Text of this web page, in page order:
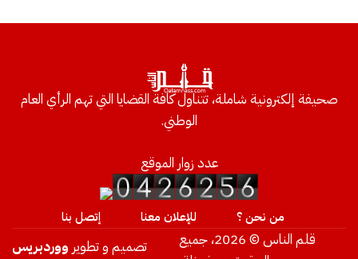
صحيفة إلكترونية شاملة، تتناول كافة القضايا التي تهم الرأي العام
الوطني.
عدد زوار الموقع
من نحن ؟ للإعلان معنا إتصل بنا
قلم الناس © 2026، جميع
تصميم و تطوير ووردبريس